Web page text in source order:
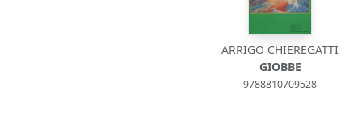
ARRIGO CHIEREGATTI
GIOBBE
9788810709528